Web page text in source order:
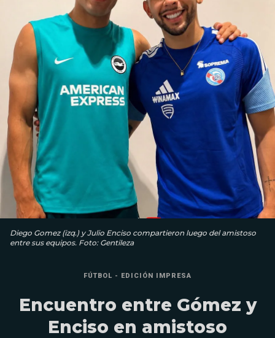
Diego Gomez (izq.) y Julio Enciso compartieron luego del amistoso
entre sus equipos. Foto: Gentileza
FÚTBOL - EDICIÓN IMPRESA
Encuentro entre Gómez y
Enciso en amistoso